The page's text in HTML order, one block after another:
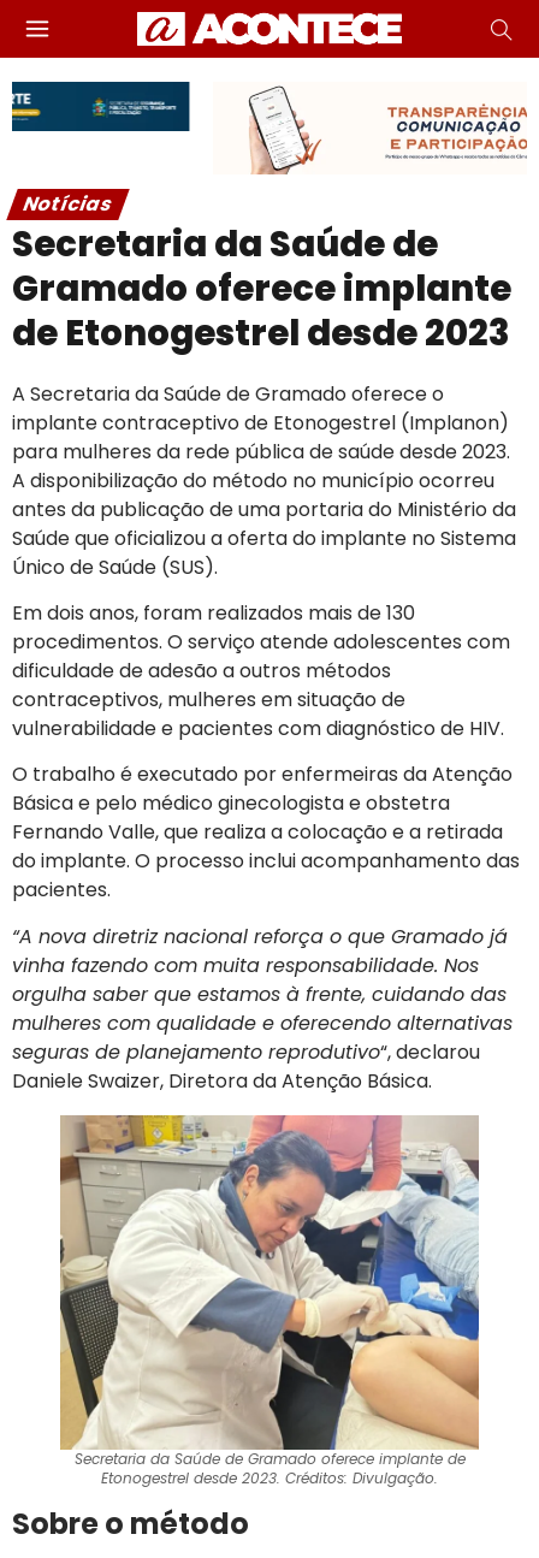
Notícias
Secretaria da Saúde de
Gramado oferece implante
de Etonogestrel desde 2023
A Secretaria da Saúde de Gramado oferece o
implante contraceptivo de Etonogestrel (Implanon)
para mulheres da rede pública de saúde desde 2023.
A disponibilização do método no município ocorreu
antes da publicação de uma portaria do Ministério da
Saúde que oficializou a oferta do implante no Sistema
Único de Saúde (SUS).
Em dois anos, foram realizados mais de 130
procedimentos. O serviço atende adolescentes com
dificuldade de adesão a outros métodos
contraceptivos, mulheres em situação de
vulnerabilidade e pacientes com diagnóstico de HIV.
O trabalho é executado por enfermeiras da Atenção
Básica e pelo médico ginecologista e obstetra
Fernando Valle, que realiza a colocação e a retirada
do implante. O processo inclui acompanhamento das
pacientes.
“A nova diretriz nacional reforça o que Gramado já
vinha fazendo com muita responsabilidade. Nos
orgulha saber que estamos à frente, cuidando das
mulheres com qualidade e oferecendo alternativas
seguras de planejamento reprodutivo“, declarou
Daniele Swaizer, Diretora da Atenção Básica.
Secretaria da Saúde de Gramado oferece implante de
Etonogestrel desde 2023. Créditos: Divulgação.
Sobre o método